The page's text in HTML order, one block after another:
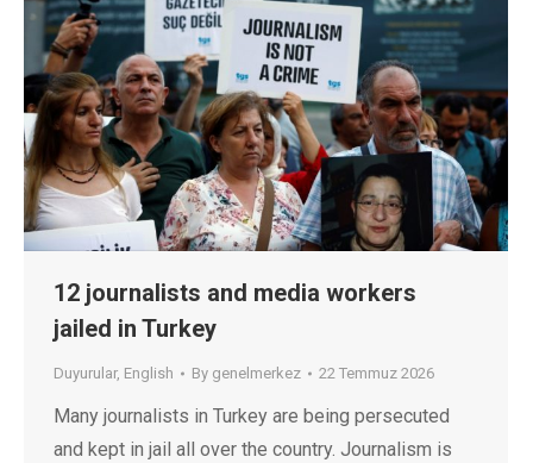
12 journalists and media workers
jailed in Turkey
Duyurular, English By genelmerkez 22 Temmuz 2026
Many journalists in Turkey are being persecuted
and kept in jail all over the country. Journalism is